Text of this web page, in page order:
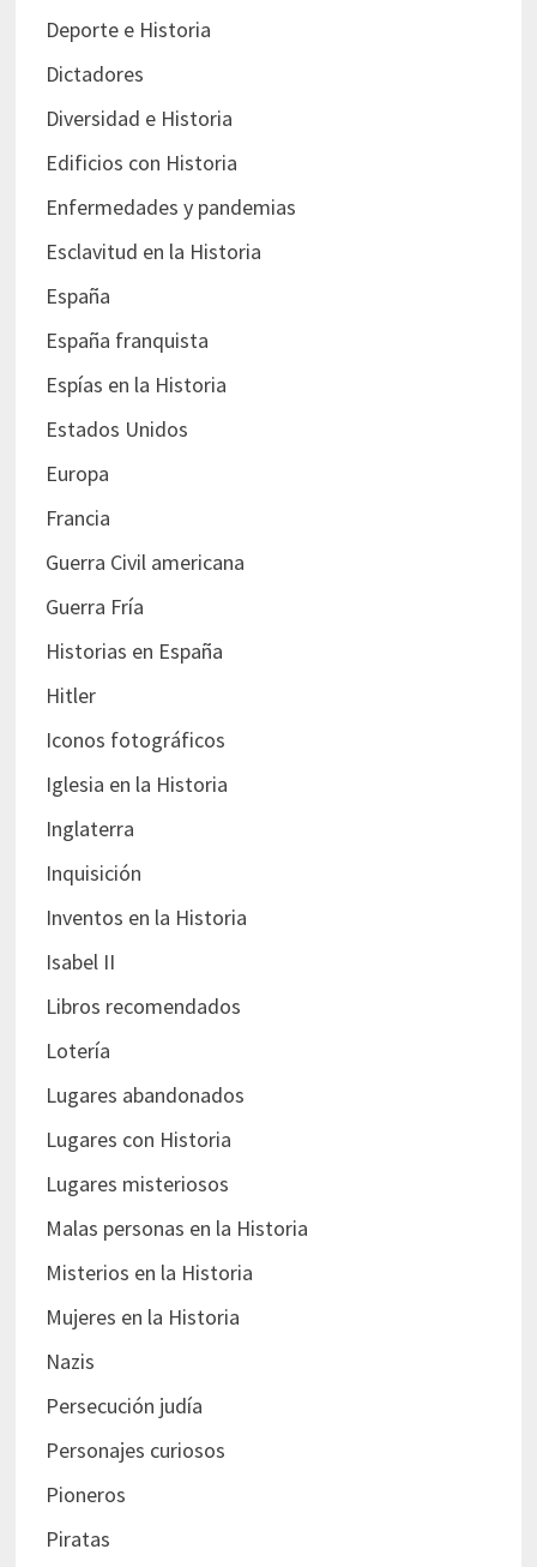
Deporte e Historia
Dictadores
Diversidad e Historia
Edificios con Historia
Enfermedades y pandemias
Esclavitud en la Historia
España
España franquista
Espías en la Historia
Estados Unidos
Europa
Francia
Guerra Civil americana
Guerra Fría
Historias en España
Hitler
Iconos fotográficos
Iglesia en la Historia
Inglaterra
Inquisición
Inventos en la Historia
Isabel II
Libros recomendados
Lotería
Lugares abandonados
Lugares con Historia
Lugares misteriosos
Malas personas en la Historia
Misterios en la Historia
Mujeres en la Historia
Nazis
Persecución judía
Personajes curiosos
Pioneros
Piratas